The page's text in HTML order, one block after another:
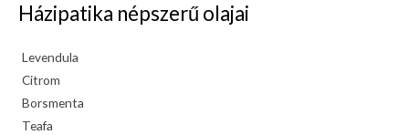
Házipatika népszerű olajai
Levendula
Citrom
Borsmenta
Teafa